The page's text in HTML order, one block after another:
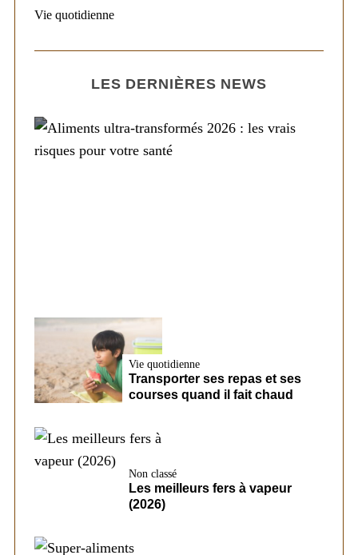
Vie quotidienne
LES DERNIÈRES NEWS
Vie quotidienne
Transporter ses repas et ses
courses quand il fait chaud
Non classé
Les meilleurs fers à vapeur
(2026)